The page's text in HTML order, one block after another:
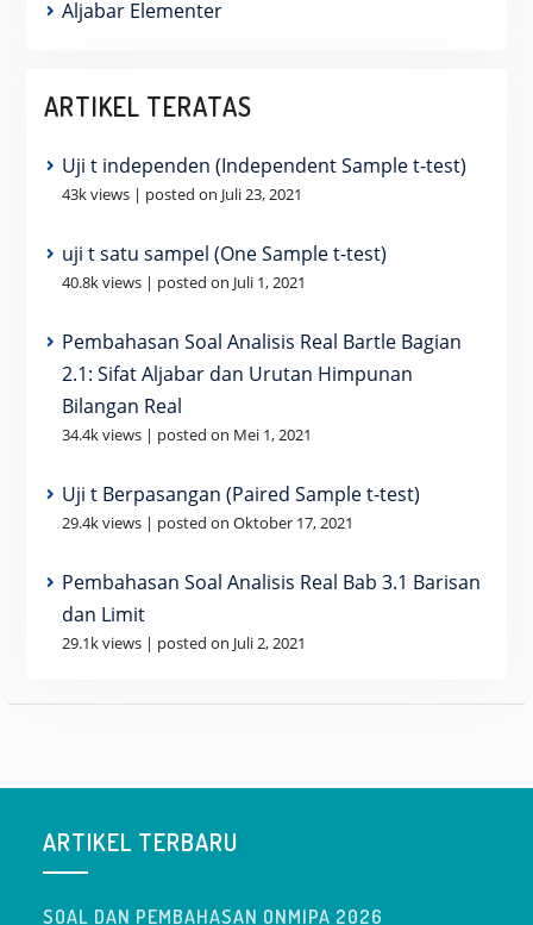
Aljabar Elementer
ARTIKEL TERATAS
Uji t independen (Independent Sample t-test)
43k views| posted on Juli 23, 2021
uji t satu sampel (One Sample t-test)
40.8k views| posted on Juli 1, 2021
Pembahasan Soal Analisis Real Bartle Bagian
2.1: Sifat Aljabar dan Urutan Himpunan
Bilangan Real
34.4k views| posted on Mei 1, 2021
Uji t Berpasangan (Paired Sample t-test)
29.4k views| posted on Oktober 17, 2021
Pembahasan Soal Analisis Real Bab 3.1 Barisan
dan Limit
29.1k views| posted on Juli 2, 2021
ARTIKEL TERBARU
SOAL DAN PEMBAHASAN ONMIPA 2026